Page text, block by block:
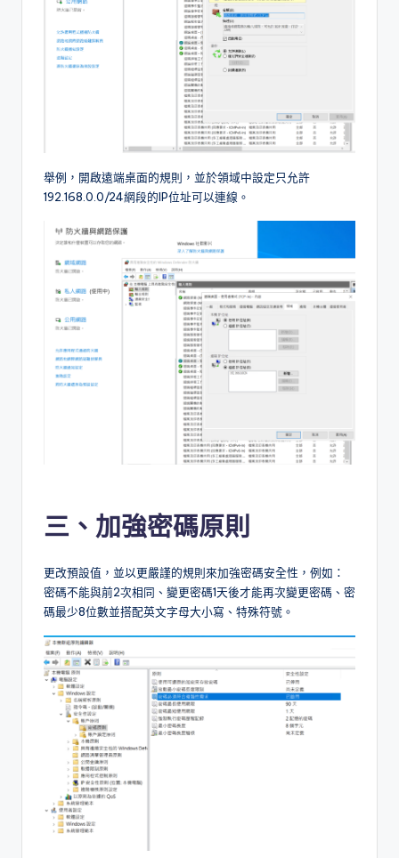
舉例，開啟遠端桌面的規則，並於領域中設定只允許
192.168.0.0/24網段的IP位址可以連線。
三、加強密碼原則
更改預設值，並以更嚴謹的規則來加強密碼安全性，例如：
密碼不能與前2次相同、變更密碼1天後才能再次變更密碼、密
碼最少8位數並搭配英文字母大小寫、特殊符號。